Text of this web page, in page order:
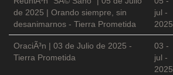
de 2025 | Orando siempre, sin
desanimarnos - Tierra Prometida
jul -
2025
OraciÃ³n | 03 de Julio de 2025 -
Tierra Prometida
03 -
jul -
2025